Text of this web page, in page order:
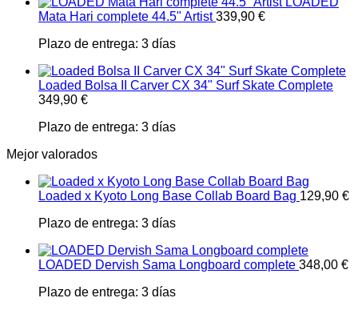
Mata Hari complete 44.5" Artist 339,90 €
Plazo de entrega: 3 días
Loaded Bolsa II Carver CX 34" Surf Skate Complete
349,90 €
Plazo de entrega: 3 días
Mejor valorados
Loaded x Kyoto Long Base Collab Board Bag 129,90 €
Plazo de entrega: 3 días
LOADED Dervish Sama Longboard complete 348,00 €
Plazo de entrega: 3 días